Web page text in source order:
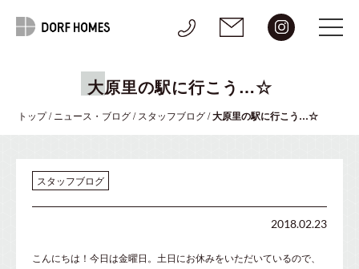
大原里の駅に行こう…☆
トップ/ ニュース・ブログ/ スタッフブログ/大原里の駅に行こう…☆
スタッフブログ
2018.02.23
こんにちは！今日は金曜日。土日にお休みをいただいているので、